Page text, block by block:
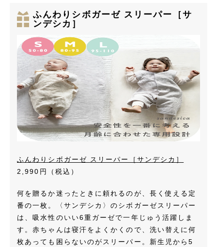
ふんわりシボガーゼ スリーパー［サ
ンデシカ］
ふんわりシボガーゼ スリーパー［サンデシカ］
2,990円（税込）
何を贈るか迷ったときに頼れるのが、長く使える定
番の一枚。〈サンデシカ〉のシボガーゼスリーパー
は、吸水性のいい6重ガーゼで一年じゅう活躍しま
す。赤ちゃんは寝汗をよくかくので、洗い替えに何
枚あっても困らないのがスリーパー。新生児から5